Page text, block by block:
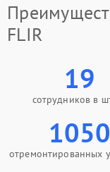
FLIR
19
сотрудников в
1050
отремонтированных